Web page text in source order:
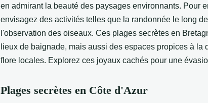
en admirant la beauté des paysages environnants. Pour
envisagez des activités telles que la randonnée le long
l'observation des oiseaux. Ces plages secrètes en
lieux de baignade, mais aussi des espaces propices à la
flore locales. Explorez ces joyaux cachés pour une
Plages secrètes en Côte d'Azur